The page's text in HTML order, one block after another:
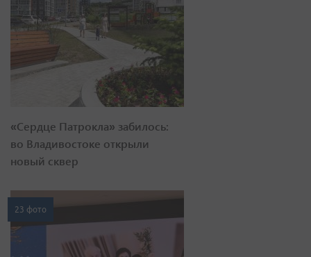
«Сердце Патрокла» забилось:
во Владивостоке открыли
новый сквер
23 фото